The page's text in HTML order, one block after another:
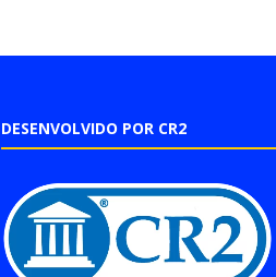
DESENVOLVIDO POR CR2